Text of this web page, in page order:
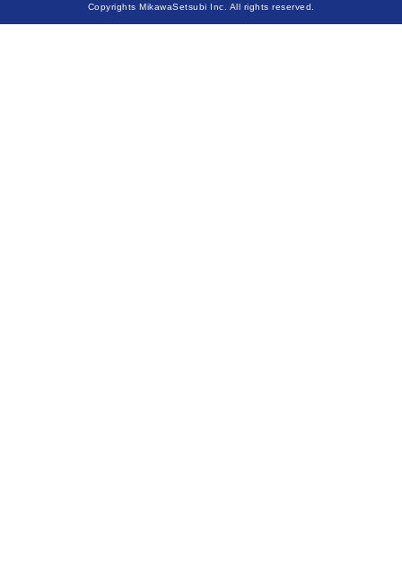
Copyrights MikawaSetsubi Inc. All rights reserved.